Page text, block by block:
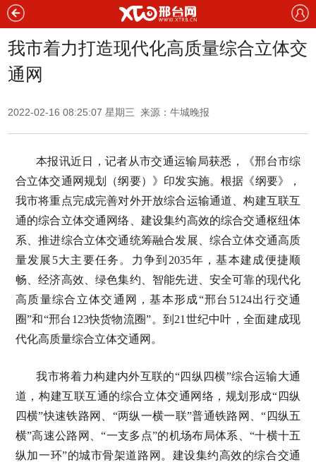
我市着力打造现代化高质量综合立体交
通网
2022-02-16 08:25:07 星期三 来源：牛城晚报
本报讯近日，记者从市交通运输局获悉，《邢台市综
合立体交通网规划（纲要）》印发实施。根据《纲要》，
我市将重点完成完善对外开放综合运输通道、构建互联互
通的综合立体交通网络、建设集约高效的综合交通枢纽体
系、推进综合立体交通统筹融合发展、综合立体交通高质
量发展5大主要任务。力争到2035年，基本建成便捷顺
畅、经济高效、绿色集约、智能先进、安全可靠的现代化
高质量综合立体交通网，基本形成“邢台5124出行交通
圈”和“邢台123快货物流圈”。到21世纪中叶，全面建成现
代化高质量综合立体交通网。
我市将着力构建内外互联的“四纵四横”综合运输大通
道，构建互联互通的综合立体交通网络，规划形成“四纵
四横”快速铁路网、“两纵一横一联”普通铁路网、“四纵五
横”高速公路网、“一支多点”的机场布局体系、“十横十五
纵加一环”的城市骨架道路网。建设集约高效的综合交通